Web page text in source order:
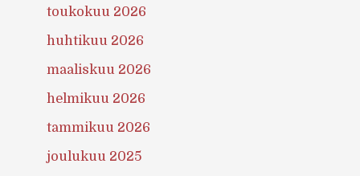
toukokuu 2026
huhtikuu 2026
maaliskuu 2026
helmikuu 2026
tammikuu 2026
joulukuu 2025